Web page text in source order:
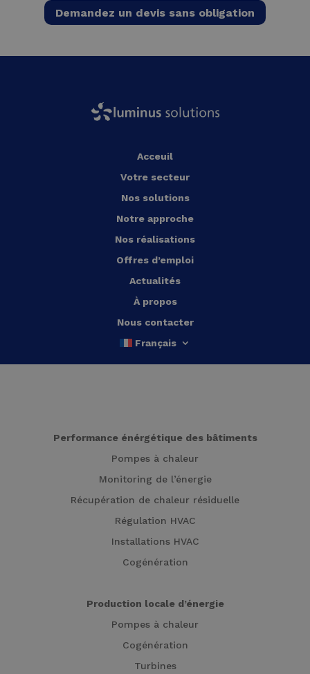
Demandez un devis sans obligation
Acceuil
Votre secteur
Nos solutions
Notre approche
Nos réalisations
Offres d’emploi
Actualités
À propos
Nous contacter
Français
Performance énérgétique des bâtiments
Pompes à chaleur
Monitoring de l’énergie
Récupération de chaleur résiduelle
Régulation HVAC
Installations HVAC
Cogénération
Production locale d’énergie
Pompes à chaleur
Cogénération
Turbines